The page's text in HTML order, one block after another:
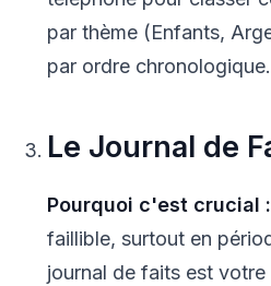
par thème (Enfants,
par ordre chronologique.
Le Journal de
Pourquoi c'est crucial :
faillible, surtout en
journal de faits est